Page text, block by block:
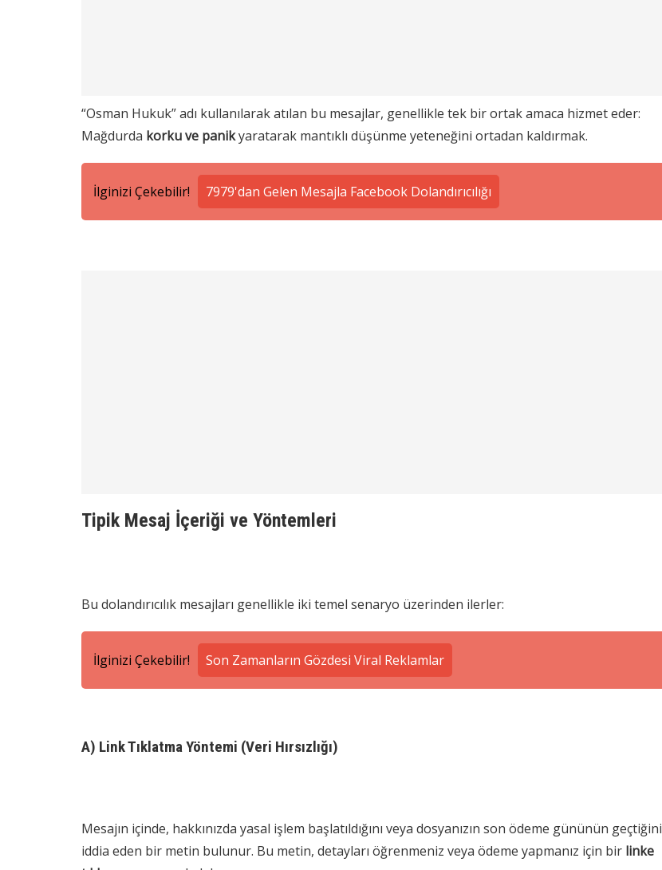
“Osman Hukuk” adı kullanılarak atılan bu mesajlar, genellikle tek bir ortak amaca hizmet eder:
Mağdurda korku ve panikyaratarak mantıklı düşünme yeteneğini ortadan kaldırmak.
İlginizi Çekebilir! 7979'dan Gelen Mesajla Facebook Dolandırıcılığı
Tipik Mesaj İçeriği ve Yöntemleri
Bu dolandırıcılık mesajları genellikle iki temel senaryo üzerinden ilerler:
İlginizi Çekebilir! Son Zamanların Gözdesi Viral Reklamlar
A) Link Tıklatma Yöntemi (Veri Hırsızlığı)
Mesajın içinde, hakkınızda yasal işlem başlatıldığını veya dosyanızın son ödeme gününün geçtiğini
iddia eden bir metin bulunur. Bu metin, detayları öğrenmeniz veya ödeme yapmanız için bir linke